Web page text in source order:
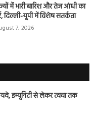
में भारी बारिश और तेज आंधी का
दिल्ली-यूपी में विशेष सतर्कता
7, 2026
इम्यूनिटी से लेकर त्वचा तक